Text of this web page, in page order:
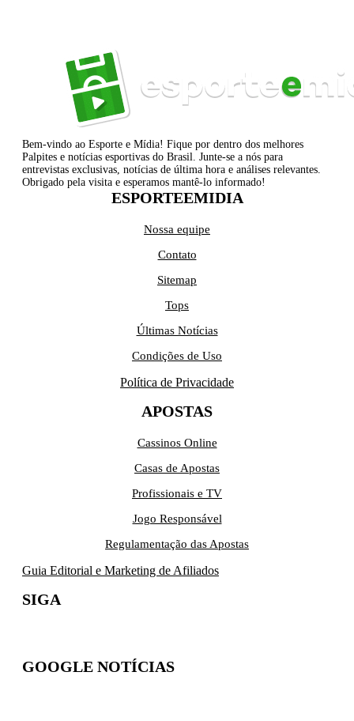
Bem-vindo ao Esporte e Mídia! Fique por dentro dos melhores
Palpites e notícias esportivas do Brasil. Junte-se a nós para
entrevistas exclusivas, notícias de última hora e análises relevantes.
Obrigado pela visita e esperamos mantê-lo informado!
ESPORTEEMIDIA
Nossa equipe
Contato
Sitemap
Tops
Últimas Notícias
Condições de Uso
Política de Privacidade
APOSTAS
Cassinos Online
Casas de Apostas
Profissionais e TV
Jogo Responsável
Regulamentação das Apostas
Guia Editorial e Marketing de Afiliados
SIGA
GOOGLE NOTÍCIAS